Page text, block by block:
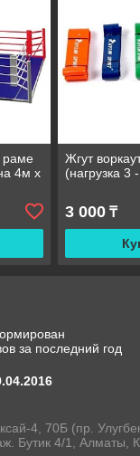
раме
4м х
Жгут
(нагрузка 3
3 000₸
за последний год
4, 70Б (пр.
Бутик 4/1, Алматы,